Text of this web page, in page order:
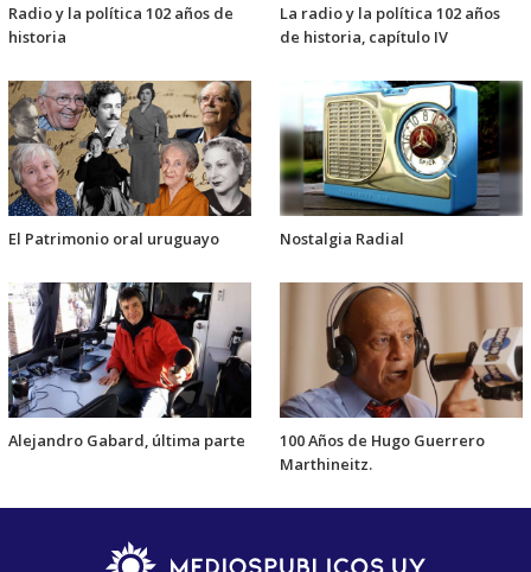
Radio y la política 102 años de
historia
La radio y la política 102 años
de historia, capítulo IV
El Patrimonio oral uruguayo Nostalgia Radial
Alejandro Gabard, última parte
100 Años de Hugo Guerrero
Marthineitz.